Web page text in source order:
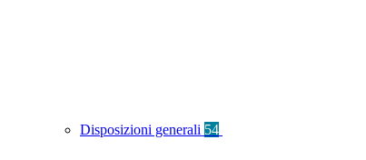
Disposizioni generali 54